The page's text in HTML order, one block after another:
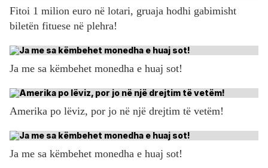
Fitoi 1 milion euro në lotari, gruaja hodhi gabimisht
biletën fituese në plehra!
Ja me sa këmbehet monedha e huaj sot!
Amerika po lëviz, por jo në një drejtim të vetëm!
Ja me sa këmbehet monedha e huaj sot!